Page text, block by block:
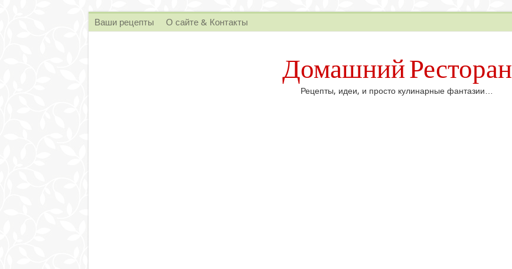
Ваши рецепты О сайте & Контакты
Домашний Ресторан
Рецепты, идеи, и просто кулинарные фантазии…